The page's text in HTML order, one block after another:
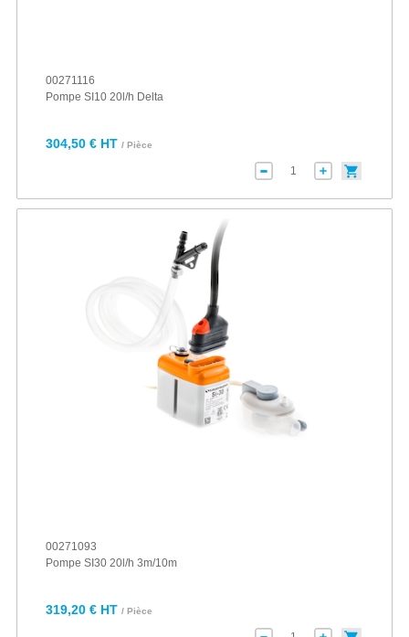
00271116
Pompe SI10 20l/h Delta
304,50 € HT / Pièce
00271093
Pompe SI30 20l/h 3m/10m
319,20 € HT / Pièce